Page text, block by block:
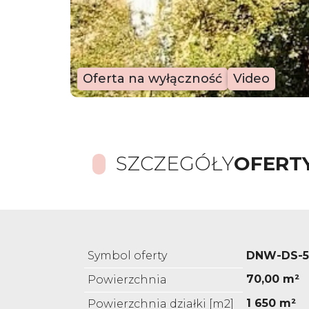
Oferta na wyłączność Video
SZCZEGÓŁY
Symbol oferty
DNW-DS-
Powierzchnia
70,00 m²
Powierzchnia działki [m2]
1 650 m²